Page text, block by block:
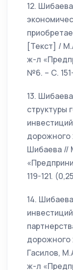
12.
[Текст] /
ж-л
№6. – С.
13.
структуры
дорожного
Шибаева //
119-121.
14.
дорожного
Гасилов,
ж-л